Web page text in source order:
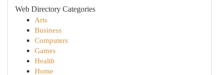
Web Directory Categories
Arts
Business
Computers
Games
Health
Home